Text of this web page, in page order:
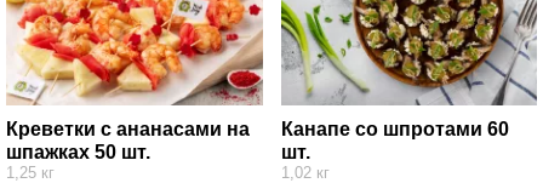
Креветки с ананасами на
шпажках 50 шт.
1,25 кг
Канапе со шпротами 60
шт.
1,02 кг